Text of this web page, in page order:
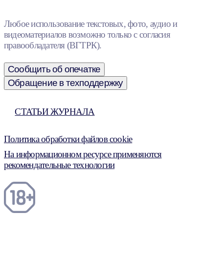
Любое использование текстовых, фото, аудио и
видеоматериалов возможно только с согласия
правообладателя (ВГТРК).
Сообщить об опечатке
Обращение в техподдержку
СТАТЬИ ЖУРНАЛА
Политика обработки файлов cookie
На информационном ресурсе применяются
рекомендательные технологии